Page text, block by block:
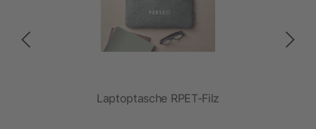
Laptoptasche RPET-Filz